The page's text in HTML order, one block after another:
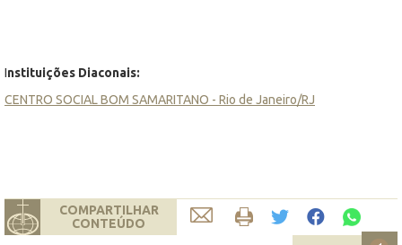
Instituições Diaconais:
CENTRO SOCIAL BOM SAMARITANO - Rio de Janeiro/RJ
COMPARTILHAR
CONTEÚDO